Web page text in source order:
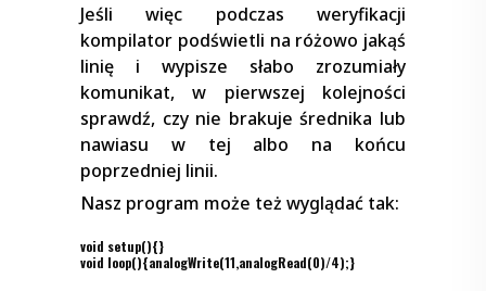
Jeśli więc podczas weryfikacji
kompilator podświetli na różowo jakąś
linię i wypisze słabo zrozumiały
komunikat, w pierwszej kolejności
sprawdź, czy nie brakuje średnika lub
nawiasu w tej albo na końcu
poprzedniej linii.
Nasz program może też wyglądać tak:
void setup(){}
void loop(){analogWrite(11,analogRead(0)/4);}